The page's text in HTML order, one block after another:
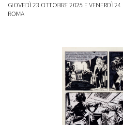
GIOVEDÌ 23 OTTOBRE 2025 E VENERDÌ
ROMA